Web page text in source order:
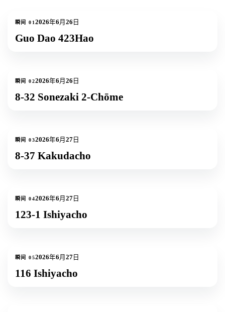
瞬间 012026年6月26日
Guo Dao 423Hao
瞬间 022026年6月26日
8-32 Sonezaki 2-Chōme
瞬间 032026年6月27日
8-37 Kakudacho
瞬间 042026年6月27日
123-1 Ishiyacho
瞬间 052026年6月27日
116 Ishiyacho